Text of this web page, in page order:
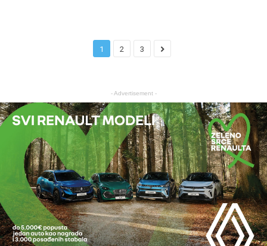
1 2 3
- Advertisement -